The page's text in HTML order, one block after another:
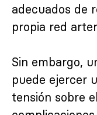
adecuados de
propia red
Sin embargo,
puede ejercer
tensión sobre